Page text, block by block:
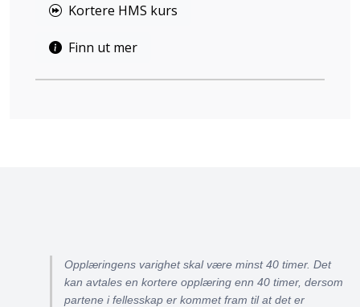
Kortere HMS kurs
Finn ut mer
Opplæringens varighet skal være minst 40 timer. Det
kan avtales en kortere opplæring enn 40 timer, dersom
partene i fellesskap er kommet fram til at det er